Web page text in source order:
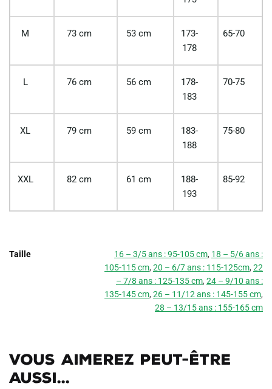
M 73 cm 53 cm
173-
178
65-70
L 76 cm 56 cm
178-
183
70-75
XL 79 cm 59 cm
183-
188
75-80
XXL 82 cm 61 cm
188-
193
85-92
Taille 16 – 3/5 ans : 95-105 cm, 18 – 5/6 ans :
105-115 cm, 20 – 6/7 ans : 115-125cm, 22
– 7/8 ans : 125-135 cm, 24 – 9/10 ans :
135-145 cm, 26 – 11/12 ans : 145-155 cm,
28 – 13/15 ans : 155-165 cm
Vous aimerez peut-être
aussi...